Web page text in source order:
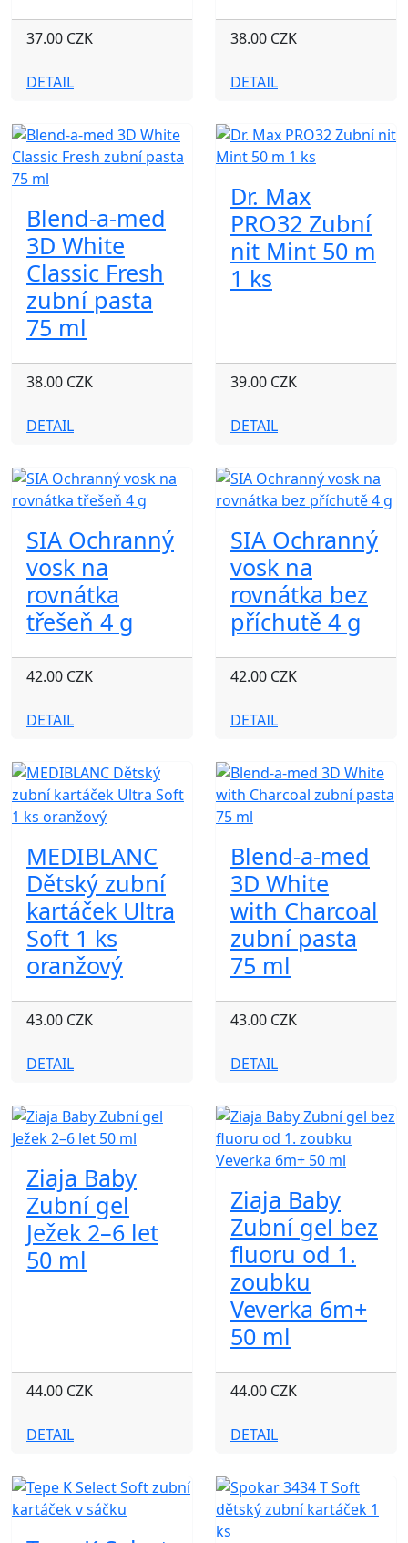
37.00 CZK
DETAIL
38.00 CZK
DETAIL
Blend-a-med
3D White
Classic Fresh
zubní pasta
75 ml
38.00 CZK
DETAIL
Dr. Max
PRO32 Zubní
nit Mint 50 m
1 ks
39.00 CZK
DETAIL
SIA Ochranný
vosk na
rovnátka
třešeň 4 g
42.00 CZK
DETAIL
SIA Ochranný
vosk na
rovnátka bez
příchutě 4 g
42.00 CZK
DETAIL
MEDIBLANC
Dětský zubní
kartáček Ultra
Soft 1 ks
oranžový
43.00 CZK
DETAIL
Blend-a-med
3D White
with Charcoal
zubní pasta
75 ml
43.00 CZK
DETAIL
Ziaja Baby
Zubní gel
Ježek 2–6 let
50 ml
44.00 CZK
DETAIL
Ziaja Baby
Zubní gel bez
fluoru od 1.
zoubku
Veverka 6m+
50 ml
44.00 CZK
DETAIL